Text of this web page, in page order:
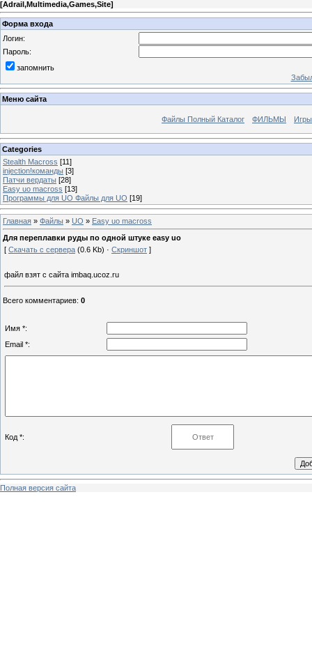
[Adrail,Multimedia,Games,Site]
Форма входа
Логин:
Пароль:
запомнить
Меню сайта
Файлы Полный Каталог ФИЛЬМЫ
Categories
Stealth Macross [11]
injection!команды [3]
Патчи вердаты [28]
Easy uo macross [13]
Программы для UO Файлы для UO [19]
Главная » Файлы » UO » Easy uo macross
Для переплавки руды по одной штуке easy uo
[ Скачать с сервера (0.6 Kb) · Скриншот ]
файл взят с сайта imbaq.ucoz.ru
Всего комментариев: 0
Имя *:
Email *:
Код *:
Полная версия сайта